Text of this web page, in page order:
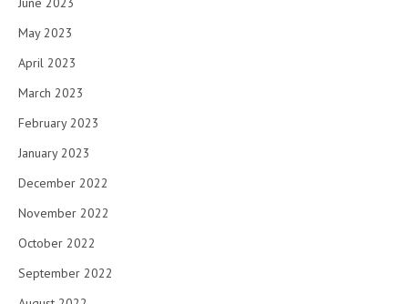
May 2023
April 2023
March 2023
February 2023
January 2023
December 2022
November 2022
October 2022
September 2022